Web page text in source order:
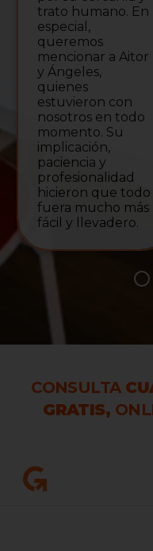
trato humano. En
especial,
queremos
mencionar a Aitor
y Ángeles,
quienes
estuvieron con
nosotros en todo
momento. Su
implicación,
paciencia y
profesionalidad
hicieron que todo
fuera mucho más
fácil y llevadero.
CONSULTA
GRATIS,